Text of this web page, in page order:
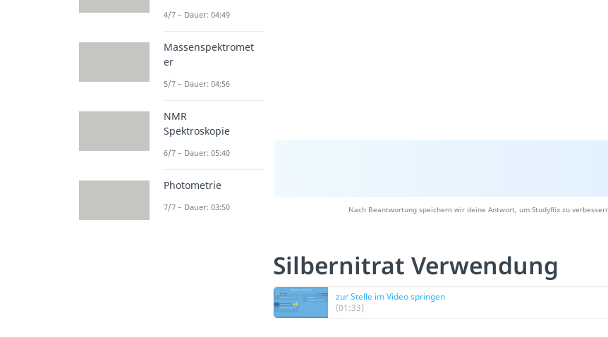
Nach Beantwortung speichern wir deine Antwort, um Studyflix zu
Silbernitrat Verwendung
zur Stelle im Video springen
(01:33)
4/7 – Dauer: 04:49
Massenspektromet
er
5/7 – Dauer: 04:56
NMR
Spektroskopie
6/7 – Dauer: 05:40
Photometrie
7/7 – Dauer: 03:50